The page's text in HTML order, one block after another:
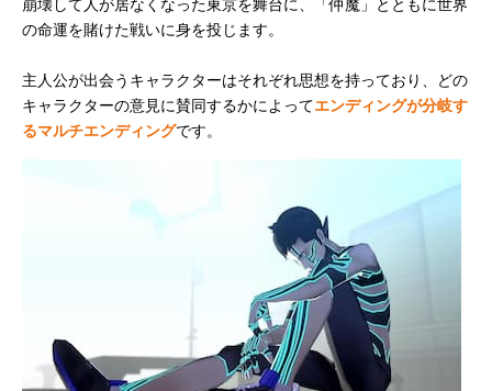
崩壊して人が居なくなった東京を舞台に、「仲魔」とともに世界
の命運を賭けた戦いに身を投じます。
主人公が出会うキャラクターはそれぞれ思想を持っており、どの
キャラクターの意見に賛同するかによってエンディングが分岐す
るマルチエンディングです。